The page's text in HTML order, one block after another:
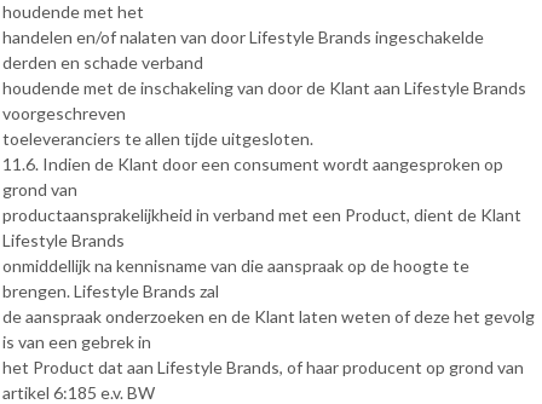
houdende met het
handelen en/of nalaten van door Lifestyle Brands ingeschakelde
derden en schade verband
houdende met de inschakeling van door de Klant aan Lifestyle Brands
voorgeschreven
toeleveranciers te allen tijde uitgesloten.
11.6. Indien de Klant door een consument wordt aangesproken op
grond van
productaansprakelijkheid in verband met een Product, dient de Klant
Lifestyle Brands
onmiddellijk na kennisname van die aanspraak op de hoogte te
brengen. Lifestyle Brands zal
de aanspraak onderzoeken en de Klant laten weten of deze het gevolg
is van een gebrek in
het Product dat aan Lifestyle Brands, of haar producent op grond van
artikel 6:185 e.v. BW